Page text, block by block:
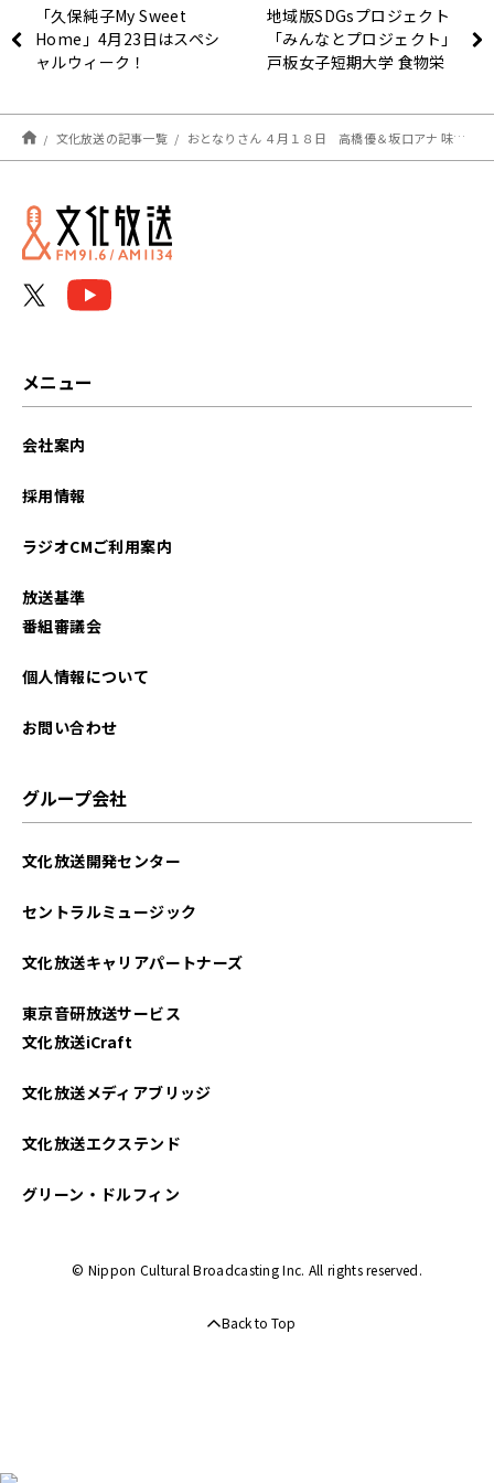
「久保純子My Sweet
Home」4月23日はスペシ
ャルウィーク！
地域版SDGsプロジェクト
「みんなとプロジェクト」
戸板女子短期大学 食物栄
メニュー開発へ
文化放送の記事一覧 おとなりさん ４月１８日 高橋優＆坂口アナ 味噌汁発表会！
メニュー
会社案内
採用情報
ラジオCMご利用案内
放送基準
番組審議会
個人情報について
お問い合わせ
グループ会社
文化放送開発センター
セントラルミュージック
文化放送キャリアパートナーズ
東京音研放送サービス
文化放送iCraft
文化放送メディアブリッジ
文化放送エクステンド
グリーン・ドルフィン
© Nippon Cultural Broadcasting Inc. All rights reserved.
Back to Top